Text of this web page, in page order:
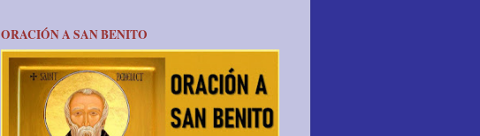
ORACIÓN A SAN BENITO